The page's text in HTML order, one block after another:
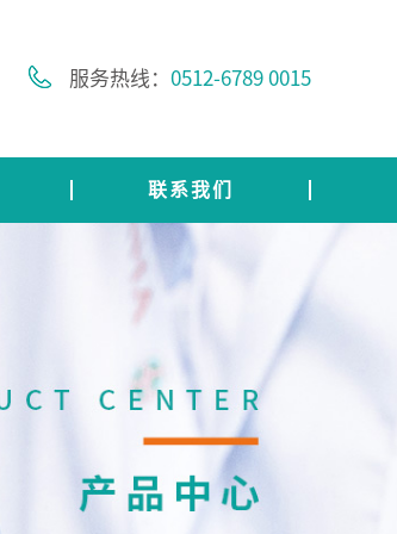
服务热线： 0512-6789 0015
联系我们